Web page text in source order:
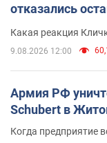
отказались
Какая реакция
9.08.2026 12:00
Армия РФ
Schubert в
Когда предприятие